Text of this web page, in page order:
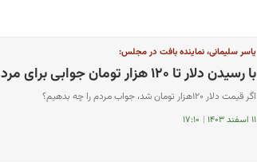
یاسر سلیمانی، نماینده بافت در مجلس:
با رسیدن دلار تا ۱۲۰ هزار تومان جوابی برای مردم نداریم
اگر قیمت دلار ۱۲۰هزار تومان شد، جواب مردم را چه بدهیم؟
۱۱ اسفند ۱۴۰۳ | ۱۷:۱۰